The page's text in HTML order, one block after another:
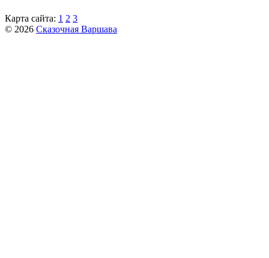
Карта сайта: 1 2 3
© 2026 Сказочная Варшава